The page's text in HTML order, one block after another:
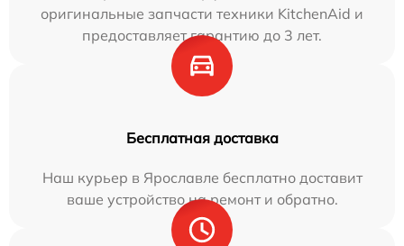
оригинальные запчасти техники KitchenAid и
предоставляет гарантию до 3 лет.
Бесплатная доставка
Наш курьер в Ярославле бесплатно доставит
ваше устройство на ремонт и обратно.